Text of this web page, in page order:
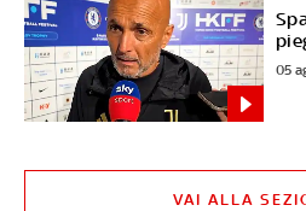
05
VAI ALLA